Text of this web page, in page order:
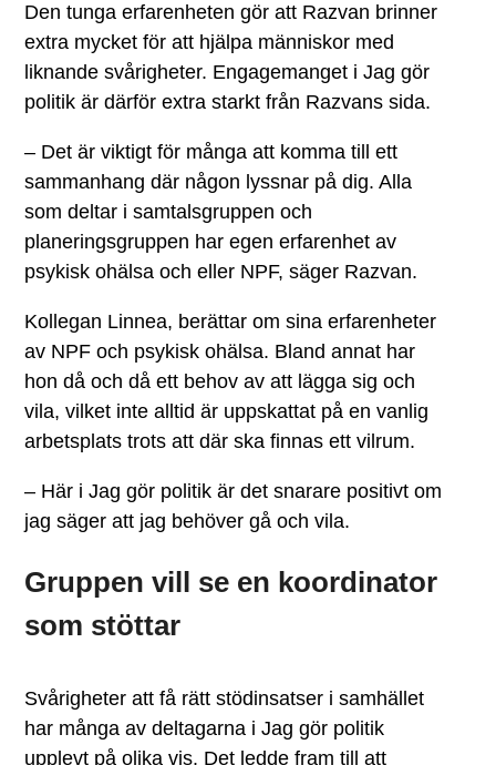
Den tunga erfarenheten gör att Razvan brinner
extra mycket för att hjälpa människor med
liknande svårigheter. Engagemanget i Jag gör
politik är därför extra starkt från Razvans sida.
– Det är viktigt för många att komma till ett
sammanhang där någon lyssnar på dig. Alla
som deltar i samtalsgruppen och
planeringsgruppen har egen erfarenhet av
psykisk ohälsa och eller NPF, säger Razvan.
Kollegan Linnea, berättar om sina erfarenheter
av NPF och psykisk ohälsa. Bland annat har
hon då och då ett behov av att lägga sig och
vila, vilket inte alltid är uppskattat på en vanlig
arbetsplats trots att där ska finnas ett vilrum.
– Här i Jag gör politik är det snarare positivt om
jag säger att jag behöver gå och vila.
Gruppen vill se en koordinator
som stöttar
Svårigheter att få rätt stödinsatser i samhället
har många av deltagarna i Jag gör politik
upplevt på olika vis. Det ledde fram till att